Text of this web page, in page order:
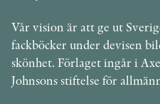
Vår vision är att ge ut
fackböcker under devisen
skönhet. Förlaget ingår i
Johnsons stiftelse för